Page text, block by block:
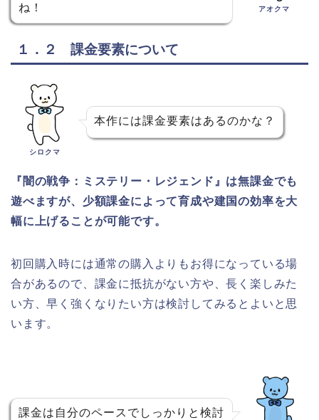
ね！
アオクマ
１．２ 課金要素について
シロクマ
本作には課金要素はあるのかな？
『闇の戦争：ミステリー・レジェンド』は無課金でも
遊べますが、少額課金によって育成や建国の効率を大
幅に上げることが可能です。
初回購入時には通常の購入よりもお得になっている場
合があるので、課金に抵抗がない方や、長く楽しみた
い方、早く強くなりたい方は検討してみるとよいと思
います。
課金は自分のペースでしっかりと検討